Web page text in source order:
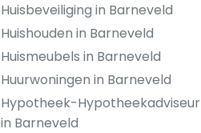
Huisbeveiliging in Barneveld
Huishouden in Barneveld
Huismeubels in Barneveld
Huurwoningen in Barneveld
Hypotheek-Hypotheekadviseur
in Barneveld